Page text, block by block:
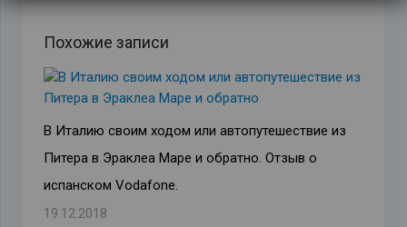
Похожие записи
В Италию своим ходом или автопутешествие из
Питера в Эраклеа Маре и обратно. Отзыв о
испанском Vodafone.
19.12.2018